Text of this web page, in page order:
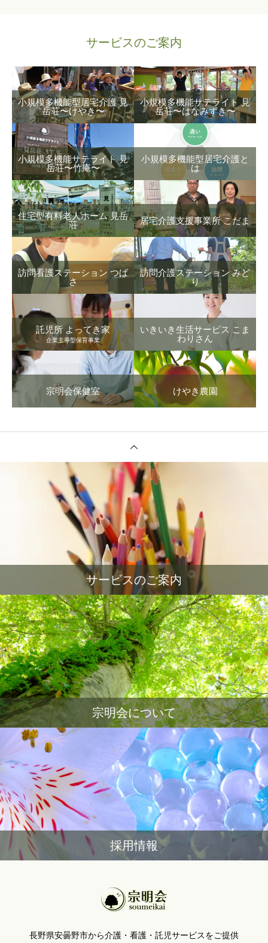
サービスのご案内
小規模多機能型居宅介護 見
岳荘〜けやき〜
小規模多機能サテライト 見
岳荘〜はなみずき〜
小規模多機能サテライト 見
岳荘〜竹庵〜
小規模多機能型居宅介護と
は
住宅型有料老人ホーム 見岳
荘
居宅介護支援事業所 こだま
訪問看護ステーション つば
さ
訪問介護ステーション みど
り
託児所 よってき家
企業主導型保育事業
いきいき生活サービス こま
わりさん
宗明会保健室 けやき農園
サービスのご案内
宗明会について
採用情報
長野県安曇野市から介護・看護・託児サービスをご提供